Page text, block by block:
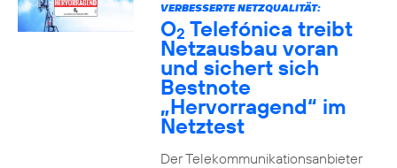
VERBESSERTE NETZQUALITÄT:
O2 Telefónica treibt
Netzausbau voran
und sichert sich
Bestnote
„Hervorragend“ im
Netztest
Der Telekommunikationsanbieter